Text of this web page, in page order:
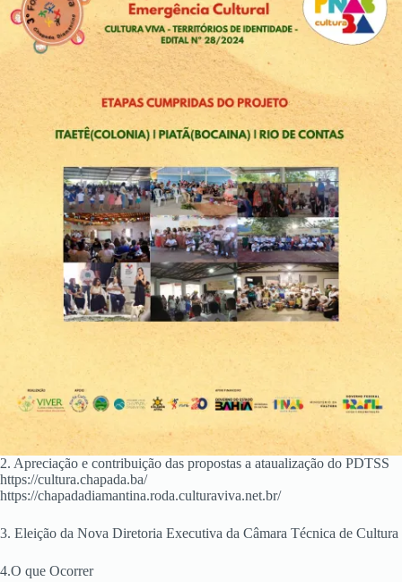
2. Apreciação e contribuição das propostas a ataualização do PDTSS
https://cultura.chapada.ba/
https://chapadadiamantina.roda.culturaviva.net.br/
3. Eleição da Nova Diretoria Executiva da Câmara Técnica de Cultura
4.O que Ocorrer